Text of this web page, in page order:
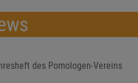
des Pomologen-Vereins